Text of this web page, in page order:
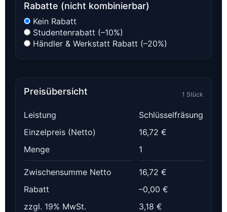
Rabatte (nicht kombinierbar)
Kein Rabatt
Studentenrabatt (–10%)
Händler & Werkstatt Rabatt (–20%)
Preisübersicht 1 Stück
Leistung
Schlüsselfräsung
Einzelpreis (Netto)
16,72 €
Menge
1
Zwischensumme Netto
16,72 €
Rabatt
–0,00 €
zzgl. 19% MwSt.
3,18 €